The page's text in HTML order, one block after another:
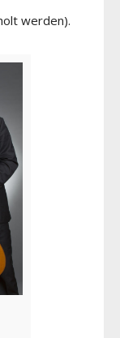
werden).